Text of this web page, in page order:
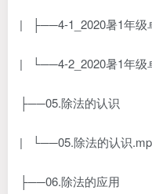
| ├──4-1_2020暑1年级
| └──4-2_2020暑1年级
├──05.除法的认识
| └──05.除法的认识
├──06.除法的应用